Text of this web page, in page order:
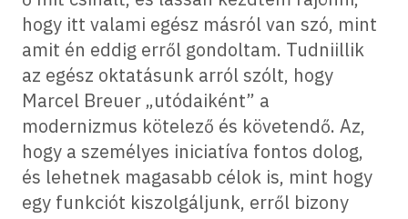
hogy itt valami egész másról van szó, mint
amit én eddig erről gondoltam. Tudniillik
az egész oktatásunk arról szólt, hogy
Marcel Breuer „utódaiként” a
modernizmus kötelező és követendő. Az,
hogy a személyes iniciatíva fontos dolog,
és lehetnek magasabb célok is, mint hogy
egy funkciót kiszolgáljunk, erről bizony